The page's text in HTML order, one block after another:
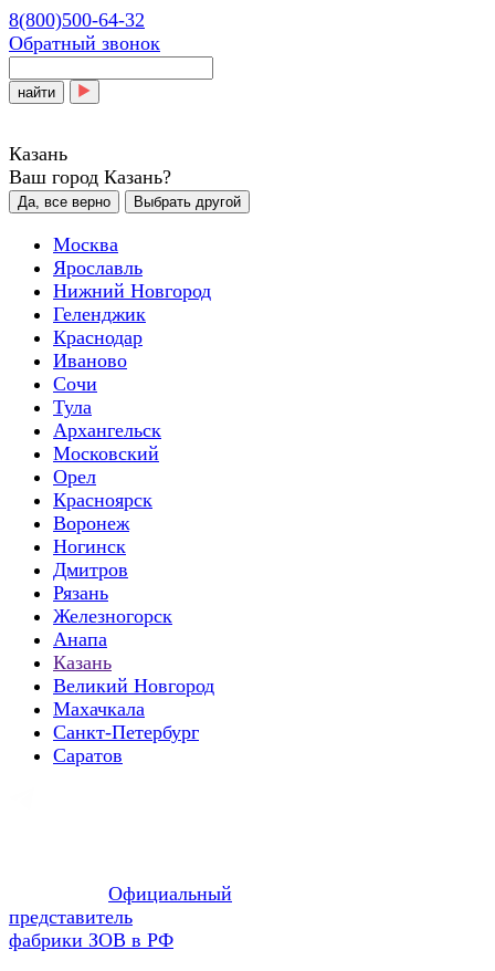
8(800)500-64-32
Обратный звонок
найти
Казань
Ваш город Казань?
Да, все верно Выбрать другой
Москва
Ярославль
Нижний Новгород
Геленджик
Краснодар
Иваново
Сочи
Тула
Архангельск
Московский
Орел
Красноярск
Воронеж
Ногинск
Дмитров
Рязань
Железногорск
Анапа
Казань
Великий Новгород
Махачкала
Санкт-Петербург
Саратов
Официальный
представитель
фабрики ЗОВ в РФ